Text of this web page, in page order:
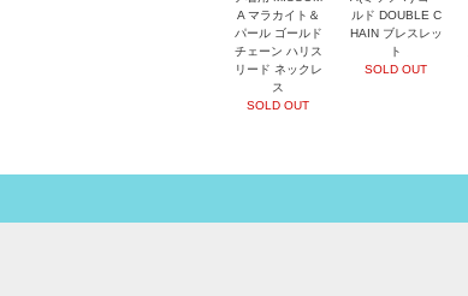
A マラカイト＆
パール ゴールド
チェーン ハリス
リード ネックレ
ス
SOLD OUT
ルド DOUBLE C
HAIN ブレスレッ
ト
SOLD OUT